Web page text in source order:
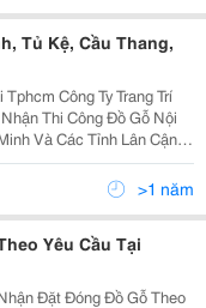
Tủ Kệ, Cầu Thang,
Trang Trí
Thi Công Đồ Gỗ Nội
Và Các Tỉnh Lân Cận.
Theo Yêu Cầu Khách
Nhà Ở Gia Đình,>1 năm
Yêu Cầu Tại
Đặt Đóng Đồ Gỗ Theo